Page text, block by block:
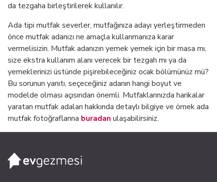
da tezgaha birleştirilerek kullanılır.
Ada tipi mutfak severler, mutfağınıza adayı yerleştirmeden
önce mutfak adanızı ne amaçla kullanmanıza karar
vermelisizin. Mutfak adanızın yemek yemek için bir masa mı,
size ekstra kullanım alanı verecek bir tezgah mı ya da
yemeklerinizi üstünde pişirebileceğiniz ocak bölümünüz mü?
Bu sorunun yanıtı, seçeceğiniz adanın hangi boyut ve
modelde olması açısından önemli. Mutfaklarınızda harikalar
yaratan mutfak adaları hakkında detaylı bilgiye ve örnek ada
mutfak fotoğraflarına buradan ulaşabilirsiniz.